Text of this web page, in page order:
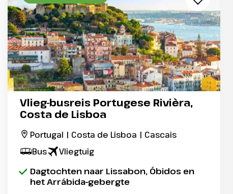
Vlieg-busreis Portugese Rivièra,
Costa de Lisboa
Portugal | Costa de Lisboa | Cascais
Bus
Vliegtuig
Dagtochten naar Lissabon, Óbidos en
het Arrábida-gebergte